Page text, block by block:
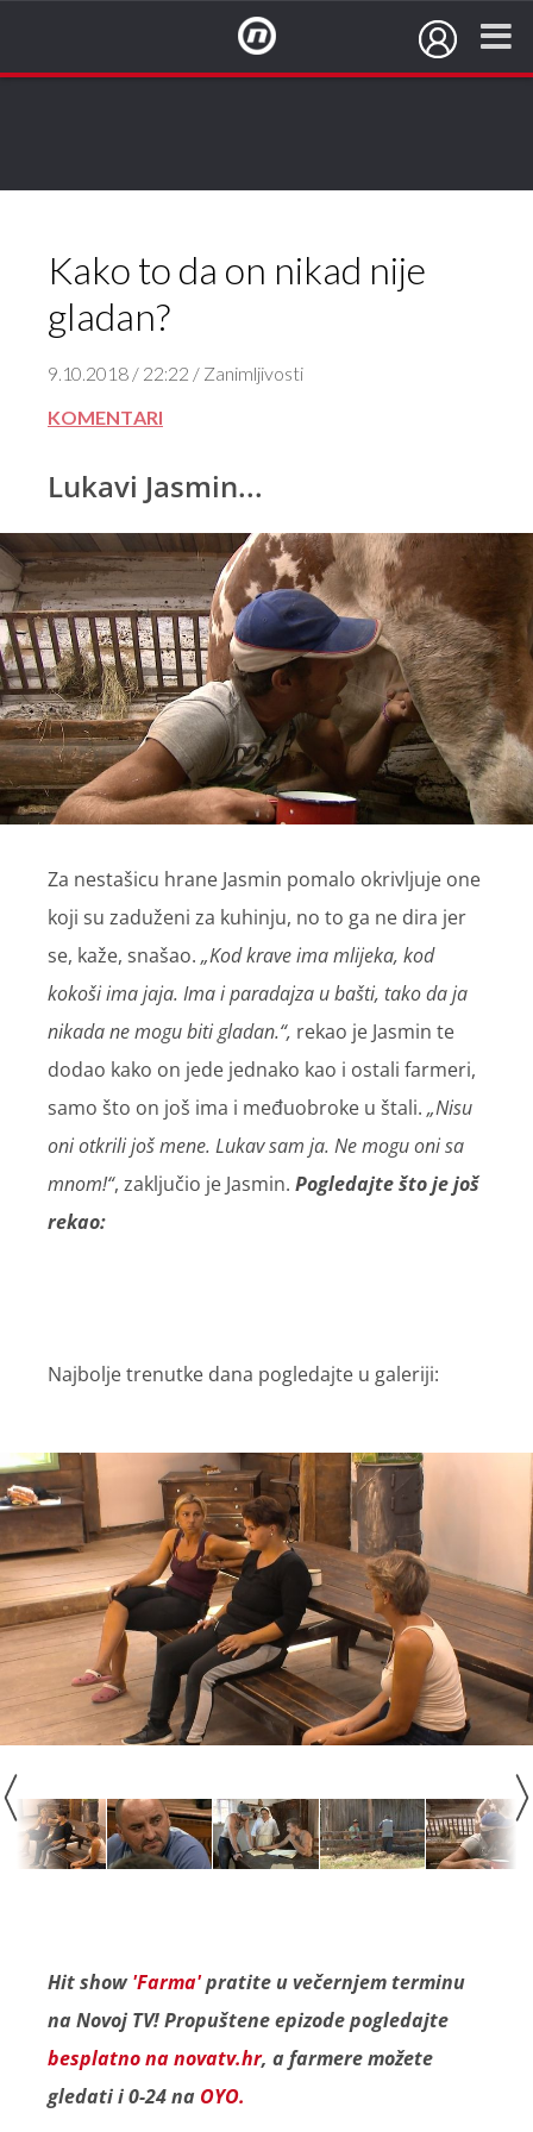
Kako to da on nikad nije
gladan?
9.10.2018 / 22:22 / Zanimljivosti
KOMENTARI
Lukavi Jasmin...
Za nestašicu hrane Jasmin pomalo okrivljuje one
koji su zaduženi za kuhinju, no to ga ne dira jer
se, kaže, snašao. „Kod krave ima mlijeka, kod
kokoši ima jaja. Ima i paradajza u bašti, tako da ja
nikada ne mogu biti gladan.“, rekao je Jasmin te
dodao kako on jede jednako kao i ostali farmeri,
samo što on još ima i međuobroke u štali. „Nisu
oni otkrili još mene. Lukav sam ja. Ne mogu oni sa
mnom!“, zaključio je Jasmin. Pogledajte što je još
rekao:
Najbolje trenutke dana pogledajte u galeriji:
Hit show'Farma'pratite u večernjem terminu
na Novoj TV! Propuštene epizode pogledajte
besplatno na novatv.hr, a farmere možete
gledati i 0-24 na OYO.